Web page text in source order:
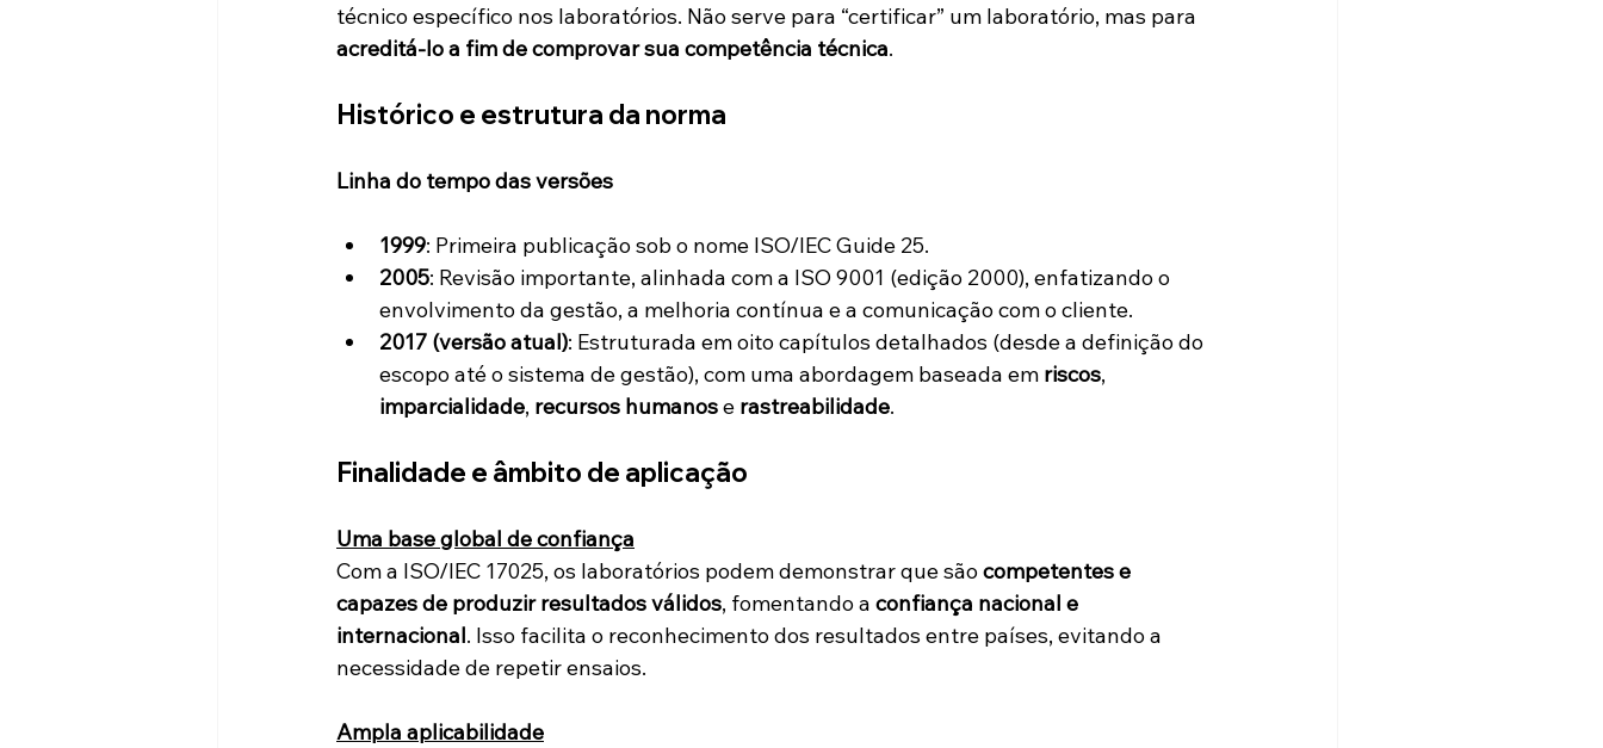
técnico específico nos laboratórios. Não serve para “certificar” um laboratório, mas para
acreditá-lo a fim de comprovar sua competência técnica.
Histórico e estrutura da norma
Linha do tempo das versões
1999: Primeira publicação sob o nome ISO/IEC Guide 25.
2005: Revisão importante, alinhada com a ISO 9001 (edição 2000), enfatizando o
envolvimento da gestão, a melhoria contínua e a comunicação com o cliente.
2017 (versão atual): Estruturada em oito capítulos detalhados (desde a definição do
escopo até o sistema de gestão), com uma abordagem baseada em riscos,
imparcialidade, recursos humanos e rastreabilidade.
Finalidade e âmbito de aplicação
Uma base global de confiança
Com a ISO/IEC 17025, os laboratórios podem demonstrar que são competentes e
capazes de produzir resultados válidos, fomentando a confiança nacional e
internacional. Isso facilita o reconhecimento dos resultados entre países, evitando a
necessidade de repetir ensaios.
Ampla aplicabilidade